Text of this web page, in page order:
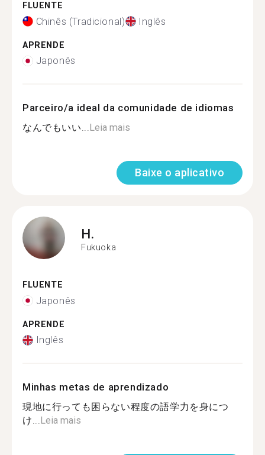
FLUENTE
Chinês (Tradicional) Inglês
APRENDE
Japonês
Parceiro/a ideal da comunidade de idiomas
なんでもいい...Leia mais
Baixe o aplicativo
H.
Fukuoka
FLUENTE
Japonês
APRENDE
Inglês
Minhas metas de aprendizado
現地に行っても困らない程度の語学力を身につ
け...Leia mais